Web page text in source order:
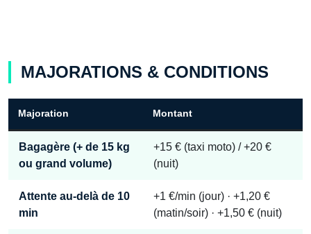
MAJORATIONS & CONDITIONS
Majoration Montant
Bagagère (+ de 15 kg
ou grand volume)
+15 € (taxi moto) / +20 €
(nuit)
Attente au-delà de 10
min
+1 €/min (jour) · +1,20 €
(matin/soir) · +1,50 € (nuit)